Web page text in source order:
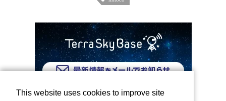
This website uses cookies to improve site